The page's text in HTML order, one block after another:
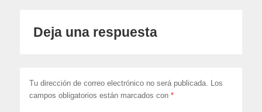
Deja una respuesta
Tu dirección de correo electrónico no será publicada. Los
campos obligatorios están marcados con*